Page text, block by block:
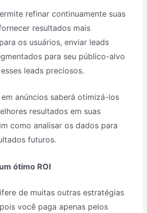
refinar continuamente suas
resultados mais
os usuários, enviar leads
para seu público-alvo
leads preciosos.
anúncios saberá otimizá-los
resultados em suas
como analisar os dados para
futuros.
ótimo ROI
de muitas outras estratégias
você paga apenas pelos